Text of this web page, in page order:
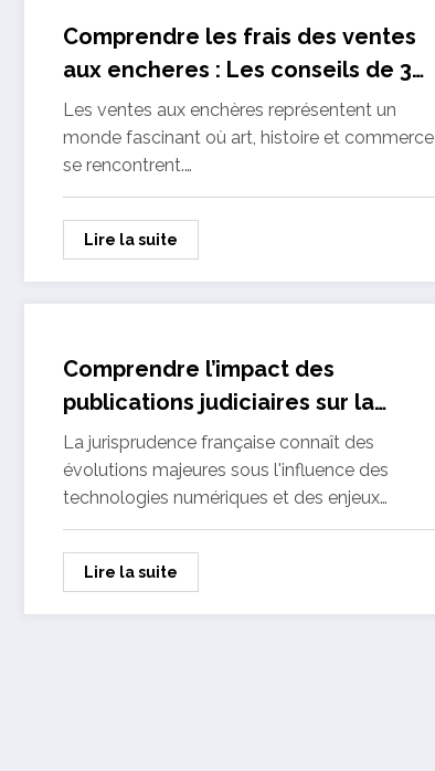
Comprendre les frais des ventes
aux encheres : Les conseils de 3
specialistes du marche
Les ventes aux enchères représentent un
monde fascinant où art, histoire et commerce
se rencontrent.…
Lire la suite
Comprendre l’impact des
publications judiciaires sur la
jurisprudence récente selon LELPS
La jurisprudence française connaît des
évolutions majeures sous l'influence des
technologies numériques et des enjeux…
Lire la suite